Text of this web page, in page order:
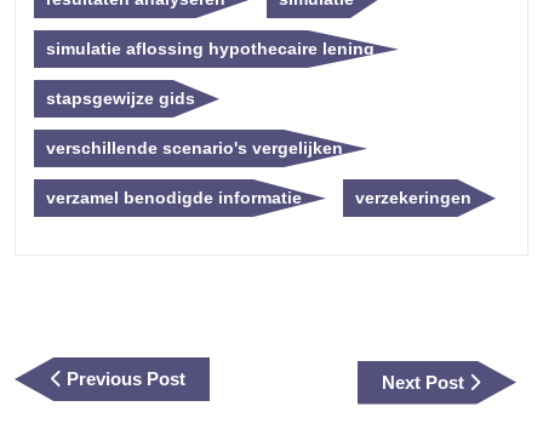
simulatie aflossing hypothecaire lening
stapsgewijze gids
verschillende scenario's vergelijken
verzamel benodigde informatie verzekeringen
Previous PostPrevious
Post
Next Post
Next
Post